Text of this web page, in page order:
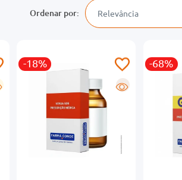
Relevância
-18%
R
-68%